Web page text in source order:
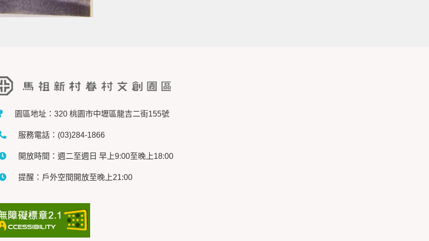
園區地址：320 桃園市中壢區龍吉二街155號
服務電話：(03)284-1866
開放時間：週二至週日 早上9:00至晚上18:00
提醒：戶外空間開放至晚上21:00